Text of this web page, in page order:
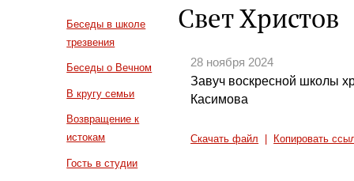
Беседы в школе
трезвения
Беседы о Вечном
В кругу семьи
Возвращение к
истокам
Гость в студии
Свет Христов
28 ноября 2024
Завуч воскресной школы
Касимова
Скачать файл Копировать